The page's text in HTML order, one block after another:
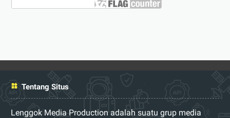
Tentang Situs
Lenggok Media Production adalah suatu grup media